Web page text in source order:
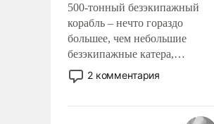
500-тонный безэкипажный
корабль – нечто гораздо
большее, чем небольшие
безэкипажные катера,
применение которых уже
стало обыденностью. Задача по
сложна и амбициозна. Однако
2 комментария